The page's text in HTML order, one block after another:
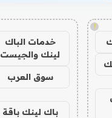
!
خدمات الباك
لينك والجيست
سوق العرب
باك لينك باقة